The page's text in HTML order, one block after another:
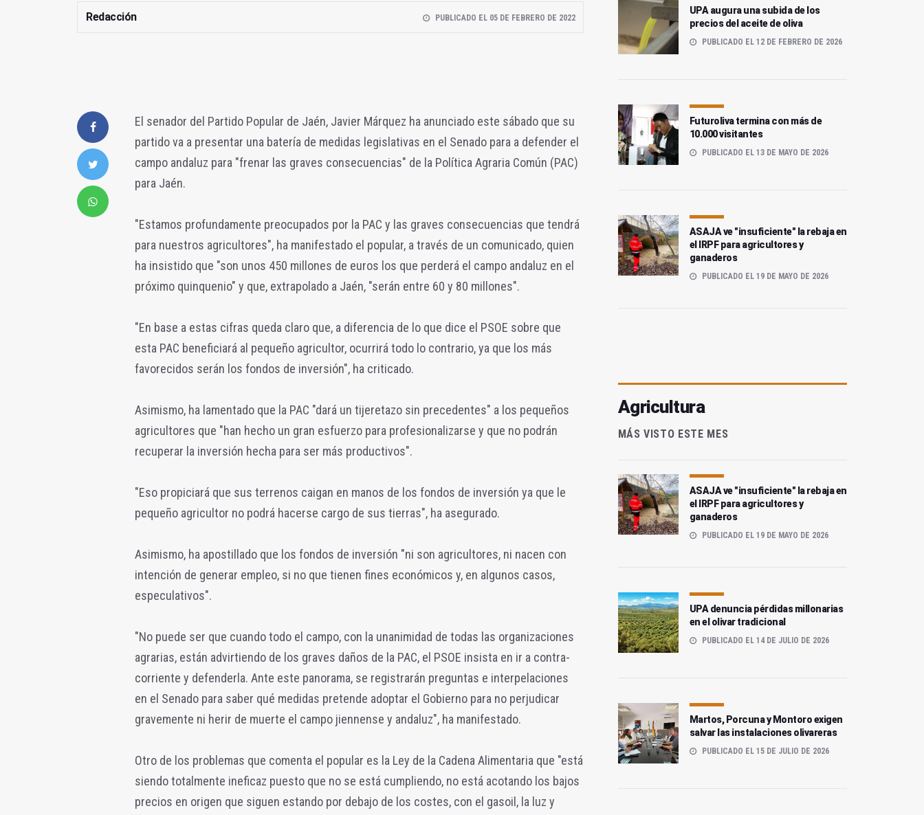
Redacción PUBLICADO EL 05 DE FEBRERO DE 2022
El senador del Partido Popular de Jaén, Javier Márquez ha anunciado este sábado que su
partido va a presentar una batería de medidas legislativas en el Senado para a defender el
campo andaluz para "frenar las graves consecuencias" de la Política Agraria Común (PAC)
para Jaén.
"Estamos profundamente preocupados por la PAC y las graves consecuencias que tendrá
para nuestros agricultores", ha manifestado el popular, a través de un comunicado, quien
ha insistido que "son unos 450 millones de euros los que perderá el campo andaluz en el
próximo quinquenio" y que, extrapolado a Jaén, "serán entre 60 y 80 millones".
"En base a estas cifras queda claro que, a diferencia de lo que dice el PSOE sobre que
esta PAC beneficiará al pequeño agricultor, ocurrirá todo lo contrario, ya que los más
favorecidos serán los fondos de inversión", ha criticado.
Asimismo, ha lamentado que la PAC "dará un tijeretazo sin precedentes" a los pequeños
agricultores que "han hecho un gran esfuerzo para profesionalizarse y que no podrán
recuperar la inversión hecha para ser más productivos".
"Eso propiciará que sus terrenos caigan en manos de los fondos de inversión ya que le
pequeño agricultor no podrá hacerse cargo de sus tierras", ha asegurado.
Asimismo, ha apostillado que los fondos de inversión "ni son agricultores, ni nacen con
intención de generar empleo, si no que tienen fines económicos y, en algunos casos,
especulativos".
"No puede ser que cuando todo el campo, con la unanimidad de todas las organizaciones
agrarias, están advirtiendo de los graves daños de la PAC, el PSOE insista en ir a contra-
corriente y defenderla. Ante este panorama, se registrarán preguntas e interpelaciones
en el Senado para saber qué medidas pretende adoptar el Gobierno para no perjudicar
gravemente ni herir de muerte el campo jiennense y andaluz", ha manifestado.
Otro de los problemas que comenta el popular es la Ley de la Cadena Alimentaria que "está
siendo totalmente ineficaz puesto que no se está cumpliendo, no está acotando los bajos
precios en origen que siguen estando por debajo de los costes, con el gasoil, la luz y
UPA augura una subida de los
precios del aceite de oliva
PUBLICADO EL 12 DE FEBRERO DE 2026
Futuroliva termina con más de
10.000 visitantes
PUBLICADO EL 13 DE MAYO DE 2026
ASAJA ve "insuficiente" la rebaja en
el IRPF para agricultores y
ganaderos
PUBLICADO EL 19 DE MAYO DE 2026
Agricultura
MÁS VISTO ESTE MES
ASAJA ve "insuficiente" la rebaja en
el IRPF para agricultores y
ganaderos
PUBLICADO EL 19 DE MAYO DE 2026
UPA denuncia pérdidas millonarias
en el olivar tradicional
PUBLICADO EL 14 DE JULIO DE 2026
Martos, Porcuna y Montoro exigen
salvar las instalaciones olivareras
PUBLICADO EL 15 DE JULIO DE 2026